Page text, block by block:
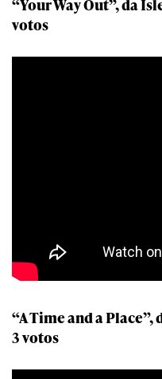
“Your Way Out”, da
votos
“A Time and a
3 votos